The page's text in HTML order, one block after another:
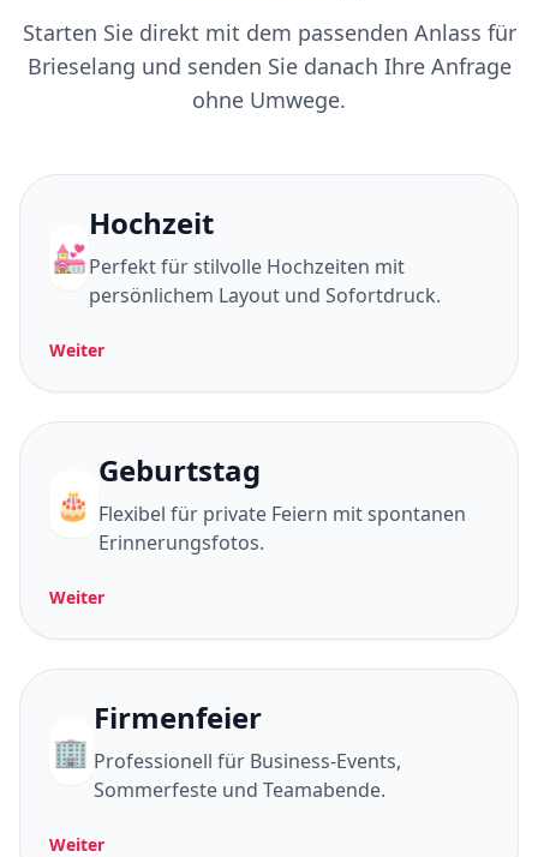
Starten Sie direkt mit dem passenden Anlass für
Brieselang und senden Sie danach Ihre Anfrage
ohne Umwege.
💒
Hochzeit
Perfekt für stilvolle Hochzeiten mit
persönlichem Layout und Sofortdruck.
Weiter
🎂
Geburtstag
Flexibel für private Feiern mit spontanen
Erinnerungsfotos.
Weiter
🏢
Firmenfeier
Professionell für Business-Events,
Sommerfeste und Teamabende.
Weiter